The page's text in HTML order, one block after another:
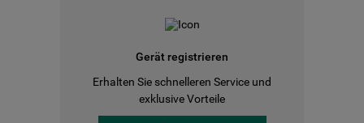
Gerät registrieren
Erhalten Sie schnelleren Service und
exklusive Vorteile